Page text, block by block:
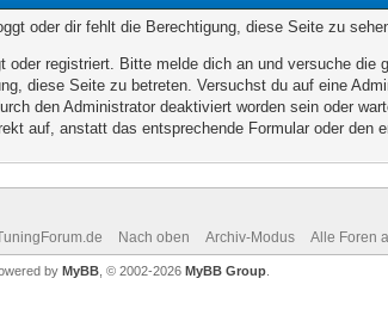
oder dir fehlt die Berechtigung, diese Seite zu
oder registriert. Bitte melde dich an und versuche die
diese Seite zu betreten. Versuchst du auf eine
den Administrator deaktiviert worden sein oder
auf, anstatt das entsprechende Formular oder den
Nach oben Archiv-Modus Alle Foren
by MyBB, © 2002-2026 MyBB Group.